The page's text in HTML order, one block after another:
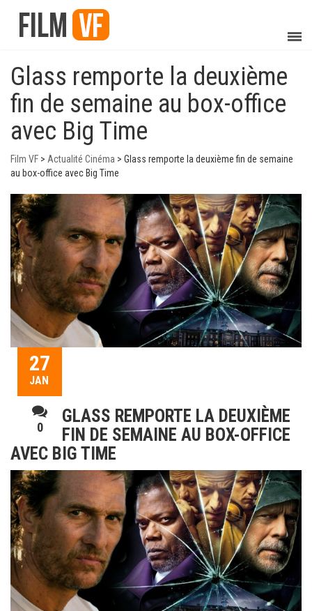
Glass remporte la deuxième
fin de semaine au box-office
avec Big Time
Film VF > Actualité Cinéma > Glass remporte la deuxième fin de semaine
au box-office avec Big Time
27
JAN
0
GLASS REMPORTE LA DEUXIÈME
FIN DE SEMAINE AU BOX-OFFICE
AVEC BIG TIME